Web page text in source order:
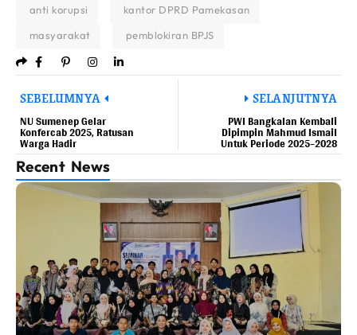
anti korupsi
kantor DPRD Pamekasan
masyarakat
pemblokiran BPJS
SEBELUMNYA
NU Sumenep Gelar
Konfercab 2025, Ratusan
Warga Hadir
SELANJUTNYA
PWI Bangkalan Kembali
Dipimpin Mahmud Ismail
Untuk Periode 2025–2028
Recent News